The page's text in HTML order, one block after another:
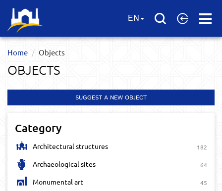
Open
EN
Home Objects
OBJECTS
SUGGEST A NEW OBJECT
Category
Architectural structures 182
Archaeological sites 64
Monumental art 45